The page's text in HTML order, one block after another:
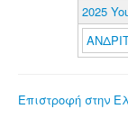
2025
Επιστροφή στην